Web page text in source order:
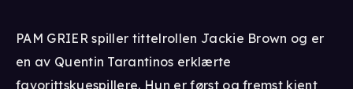
PAM GRIER spiller tittelrollen Jackie Brown og er
en av Quentin Tarantinos erklærte
favorittskuespillere. Hun er først og fremst kjent